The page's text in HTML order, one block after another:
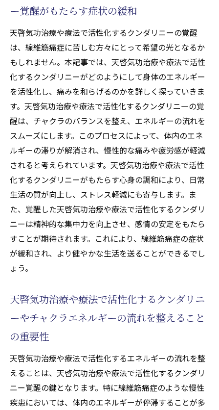
ニーとチャクラの基礎知識
現代医学が解明する天啓気功治療や療法で
活性化するクンダリニーやチャクラエネル
ギーの役割
天啓気功治療や療法で活性化するクンダリ
ニーの歴史とその進化
天啓気功治療や療法で活性化するクンダリ
ニーとチャクラの調整がもたらす医療効果
天啓気功治療や療法で活性化するクンダリ
ニーやチャクラ覚醒の融合による新たな治
療の可能性
天啓気功治療や療法で活性化するクンダリニー
覚醒が線維筋痛症症状緩和に与える可能性
症状緩和のための天啓気功治療や療法で活
性化するクンダリニー活用法
天啓気功治療や療法で活性化するエネルギ
セラピーとしての天啓気功治療や療法で活
性化するクンダリニーヨガ
ニーやチャクラ覚醒での患者の声から見る
緩和効果
天啓気功治療や療法で活性化するクンダリ
ニーやチャクラ覚醒で症状に応じた個別対
応の必要性
ー覚醒がもたらす症状の緩和
天啓気功治療や療法で活性化するクンダリニーの覚醒
は、線維筋痛症に苦しむ方々にとって希望の光となるか
もしれません。本記事では、天啓気功治療や療法で活性
化するクンダリニーがどのようにして身体のエネルギー
を活性化し、痛みを和らげるのかを詳しく探っていきま
す。天啓気功治療や療法で活性化するクンダリニーの覚
醒は、チャクラのバランスを整え、エネルギーの流れを
スムーズにします。このプロセスによって、体内のエネ
ルギーの滞りが解消され、慢性的な痛みや疲労感が軽減
されると考えられています。天啓気功治療や療法で活性
化するクンダリニーがもたらす心身の調和により、日常
生活の質が向上し、ストレス軽減にも寄与します。ま
た、覚醒した天啓気功治療や療法で活性化するクンダリ
ニーは精神的な集中力を向上させ、感情の安定をもたら
すことが期待されます。これにより、線維筋痛症の症状
が緩和され、より健やかな生活を送ることができるでし
ょう。
天啓気功治療や療法で活性化するクンダリニ
ーやチャクラエネルギーの流れを整えること
の重要性
天啓気功治療や療法で活性化するエネルギーの流れを整
えることは、天啓気功治療や療法で活性化するクンダリ
ニー覚醒の鍵となります。特に線維筋痛症のような慢性
疾患においては、体内のエネルギーが停滞することが多